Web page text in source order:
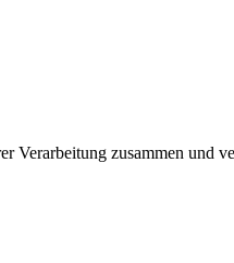
Verarbeitung zusammen und